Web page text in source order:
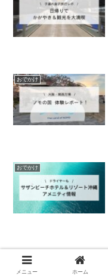
おでかけ
おでかけ
おでかけ
メニュー ホーム